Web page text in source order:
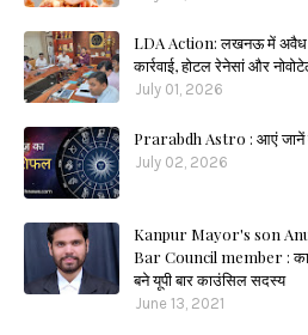
LDA Action: लखनऊ में अवैध
कार्रवाई, होटल रेनेसां और
July 01, 2026
Prarabdh Astro : आएं जानें
July 02, 2026
Kanpur Mayor's son
Bar Council member :
बने यूपी बार काउंसिल सदस्य
June 13, 2021